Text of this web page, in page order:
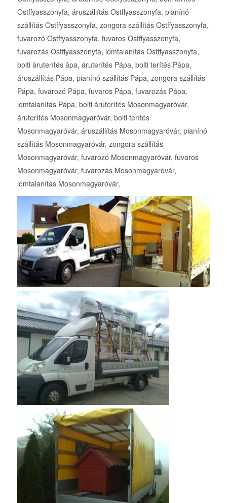
Ostffyasszonyfa, áruszállítás Ostffyasszonyfa, pianínó
szállítás Ostffyasszonyfa, zongora szállítás Ostffyasszonyfa,
fuvarozó Ostffyasszonyfa, fuvaros Ostffyasszonyfa,
fuvarozás Ostffyasszonyfa, lomtalanítás Ostffyasszonyfa,
bolti áruterítés ápa, áruterítés Pápa, bolti terítés Pápa,
áruszállítás Pápa, pianínó szállítás Pápa, zongora szállítás
Pápa, fuvarozó Pápa, fuvaros Pápa, fuvarozás Pápa,
lomtalanítás Pápa, bolti áruterítés Mosonmagyaróvár,
áruterítés Mosonmagyaróvár, bolti terítés
Mosonmagyaróvár, áruszállítás Mosonmagyaróvár, pianínó
szállítás Mosonmagyaróvár, zongora szállítás
Mosonmagyaróvár, fuvarozó Mosonmagyaróvár, fuvaros
Mosonmagyaróvár, fuvarozás Mosonmagyaróvár,
lomtalanítás Mosonmagyaróvár,